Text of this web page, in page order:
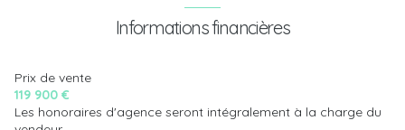
Informations financières
Prix de vente
119 900 €
Les honoraires d'agence seront intégralement à la charge du